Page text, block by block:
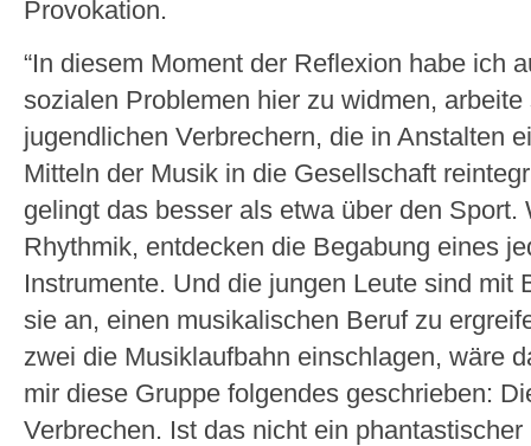
Provokation.
“In diesem Moment der Reflexion habe ich
sozialen Problemen hier zu widmen,
jugendlichen Verbrechern, die in Anstalten
Mitteln der Musik in die Gesellschaft
gelingt das besser als etwa über den
Rhythmik, entdecken die Begabung eines
Instrumente. Und die jungen Leute sind mit
sie an, einen musikalischen Beruf zu
zwei die Musiklaufbahn einschlagen, wäre
mir diese Gruppe folgendes geschrieben:
Verbrechen. Ist das nicht ein phantastischer